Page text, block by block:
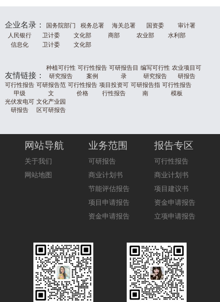
企业名录： 国务院部门 税务总署 海关总署 国资委
审计署
人民银行
卫计委 文化部 商部 农业部
水利部
信息化
卫计委 文化部
友情链接：
种植可行性
研究报告
可行性报告
案例
可研报告目
录
编写可行性
研究报告
农业项目可
研报告
可行性报告
甲级
可研报告范
文
可行性报告
价格
项目投资可
行性报告
可研报告指
南
可行性报告
模板
光伏发电可
研报告
文化产业园
区可研报告
网站导航
关于我们
网站地图
业务范围
可研报告
商业计划书
节能评估报告
项目申请报告
资金申请报告
报告专区
可行性报告
商业计划书
项目建议书
资金申请报告
立项申请报告